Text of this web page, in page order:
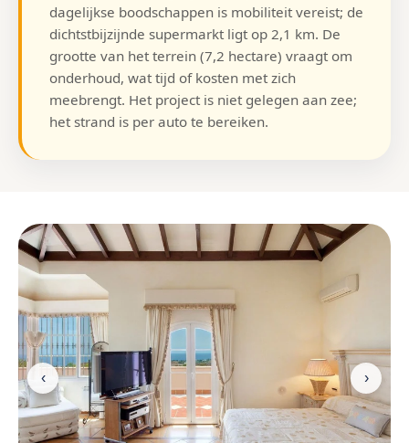
dagelijkse boodschappen is mobiliteit vereist; de
dichtstbijzijnde supermarkt ligt op 2,1 km. De
grootte van het terrein (7,2 hectare) vraagt om
onderhoud, wat tijd of kosten met zich
meebrengt. Het project is niet gelegen aan zee;
het strand is per auto te bereiken.
‹ ›